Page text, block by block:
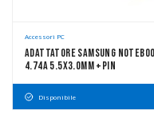
Accessori PC
Adattatore Samsung
4.74A 5.5x3.0mm +pin
Disponibile